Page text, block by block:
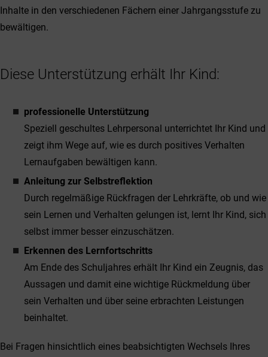
Inhalte in den verschiedenen Fächern einer Jahrgangsstufe zu
bewältigen.
Diese Unterstützung erhält Ihr Kind:
professionelle Unterstützung
Speziell geschultes Lehrpersonal unterrichtet Ihr Kind und
zeigt ihm Wege auf, wie es durch positives Verhalten
Lernaufgaben bewältigen kann.
Anleitung zur Selbstreflektion
Durch regelmäßige Rückfragen der Lehrkräfte, ob und wie
sein Lernen und Verhalten gelungen ist, lernt Ihr Kind, sich
selbst immer besser einzuschätzen.
Erkennen des Lernfortschritts
Am Ende des Schuljahres erhält Ihr Kind ein Zeugnis, das
Aussagen und damit eine wichtige Rückmeldung über
sein Verhalten und über seine erbrachten Leistungen
beinhaltet.
Bei Fragen hinsichtlich eines beabsichtigten Wechsels Ihres